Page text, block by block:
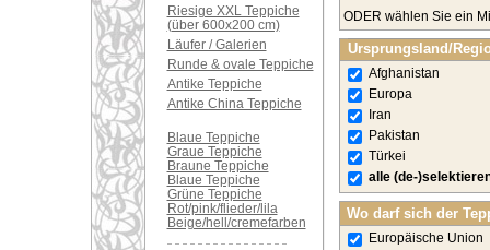
Riesige XXL Teppiche
(über 600x200 cm)
Läufer / Galerien
Runde & ovale Teppiche
Antike Teppiche
Antike China Teppiche
Blaue Teppiche
Graue Teppiche
Braune Teppiche
Blaue Teppiche
Grüne Teppiche
Rot/pink/flieder/lila
Beige/hell/cremefarben
ODER wählen Sie ein
Ursprungsland/
Afghanistan
Europa
Iran
Pakistan
Türkei
alle (de-
Wo darf sich der
Europäische Union